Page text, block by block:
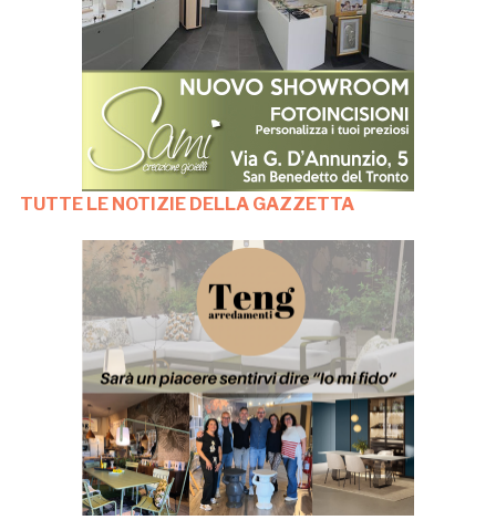
TUTTE LE NOTIZIE DELLA GAZZETTA